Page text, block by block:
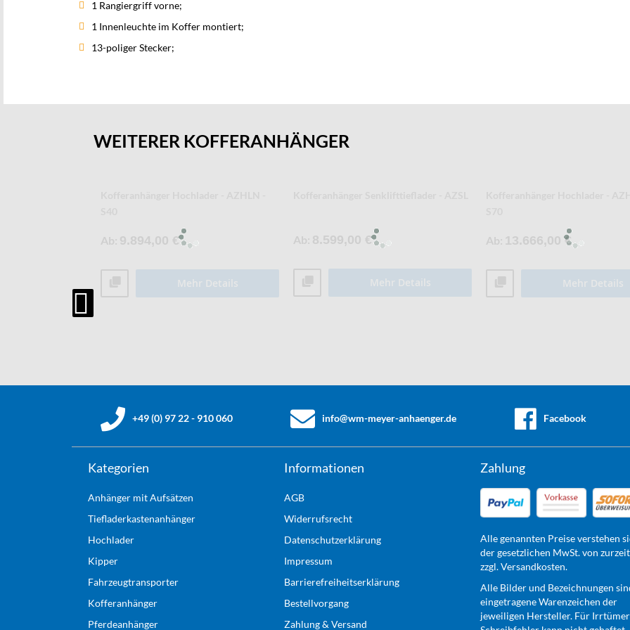
1 Rangiergriff vorne;
1 Innenleuchte im Koffer montiert;
13-poliger Stecker;
WEITERER KOFFERANHÄNGER
17.963,19 €
Mehr Details
10.466,00 €
Mehr Details
4.593,00 €
Mehr Details
+49 (0) 97 22 - 910 060 info@wm-meyer-anhaenger.de Facebook
Kategorien
Anhänger mit Aufsätzen
Tiefladerkastenanhänger
Hochlader
Kipper
Fahrzeugtransporter
Kofferanhänger
Pferdeanhänger
Informationen
AGB
Widerrufsrecht
Datenschutzerklärung
Impressum
Barrierefreiheitserklärung
Bestellvorgang
Zahlung & Versand
Zahlung
Alle genannten Preise verstehen
der gesetzlichen MwSt. von
zzgl. Versandkosten.
Alle Bilder und Bezeichnungen
eingetragene Warenzeichen der
jeweiligen Hersteller. Für